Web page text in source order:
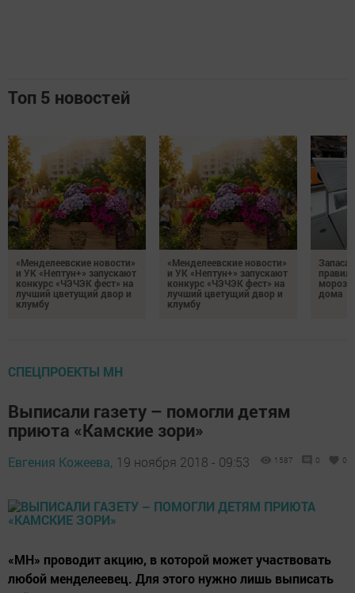
Топ 5 новостей
«Менделеевские новости»
и УК «Нептун+» запускают
конкурс «ЧЭЧЭК фест» на
лучший цветущий двор и
клумбу
«Менделеевские новости»
и УК «Нептун+» запускают
конкурс «ЧЭЧЭК фест» на
лучший цветущий двор и
клумбу
дома
СПЕЦПРОЕКТЫ МН
Выписали газету – помогли детям
приюта «Камские зори»
Евгения Кожеева, 19 ноября 2018 - 09:53 1587 0 0
«МН» проводит акцию, в которой может участвовать
любой менделеевец. Для этого нужно лишь выписать